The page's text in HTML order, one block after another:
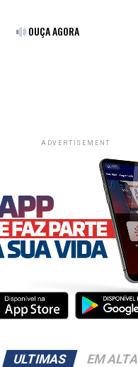
OUÇA AGORA
ADVERTISEMENT
ULTIMAS EM ALTA